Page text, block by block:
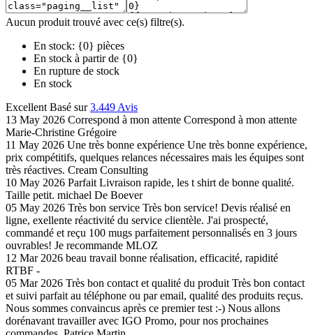
Aucun produit trouvé avec ce(s) filtre(s).
En stock: {0} pièces
En stock à partir de {0}
En rupture de stock
En stock
Excellent Basé sur3.449 Avis
13 May 2026 Correspond à mon attente Correspond à mon attente
Marie-Christine Grégoire
11 May 2026 Une très bonne expérience Une très bonne expérience,
prix compétitifs, quelques relances nécessaires mais les équipes sont
très réactives. Cream Consulting
10 May 2026 Parfait Livraison rapide, les t shirt de bonne qualité.
Taille petit. michael De Boever
05 May 2026 Très bon service Très bon service! Devis réalisé en
ligne, exellente réactivité du service clientèle. J'ai prospecté,
commandé et reçu 100 mugs parfaitement personnalisés en 3 jours
ouvrables! Je recommande MLOZ
12 Mar 2026 beau travail bonne réalisation, efficacité, rapidité
RTBF -
05 Mar 2026 Très bon contact et qualité du produit Très bon contact
et suivi parfait au téléphone ou par email, qualité des produits reçus.
Nous sommes convaincus après ce premier test :-) Nous allons
dorénavant travailler avec IGO Promo, pour nos prochaines